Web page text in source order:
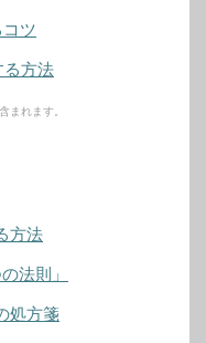
ツ
る方法
まれます。
方法
法則」
処方箋